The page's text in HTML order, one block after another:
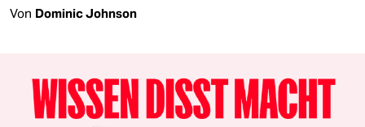
Von Dominic Johnson